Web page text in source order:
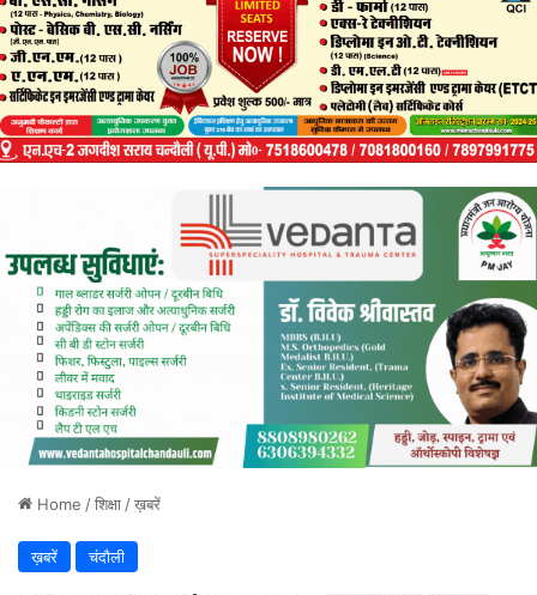
Home /शिक्षा /ख़बरें
ख़बरें चंदौली